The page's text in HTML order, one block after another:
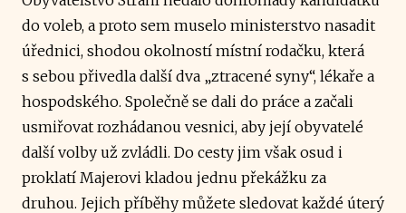
do voleb, a proto sem muselo ministerstvo nasadit
úřednici, shodou okolností místní rodačku, která
s sebou přivedla další dva „ztracené syny“, lékaře a
hospodského. Společně se dali do práce a začali
usmiřovat rozhádanou vesnici, aby její obyvatelé
další volby už zvládli. Do cesty jim však osud i
proklatí Majerovi kladou jednu překážku za
druhou. Jejich příběhy můžete sledovat každé úterý